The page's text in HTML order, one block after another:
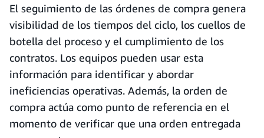
El seguimiento de las órdenes de compra genera
visibilidad de los tiempos del ciclo, los cuellos de
botella del proceso y el cumplimiento de los
contratos. Los equipos pueden usar esta
información para identificar y abordar
ineficiencias operativas. Además, la orden de
compra actúa como punto de referencia en el
momento de verificar que una orden entregada